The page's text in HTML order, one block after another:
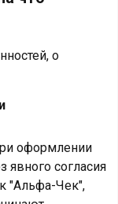
о
оформлении
явного согласия
"Альфа-Чек",